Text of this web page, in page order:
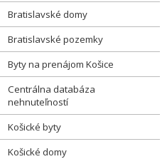
Bratislavské domy
Bratislavské pozemky
Byty na prenájom Košice
Centrálna databáza
nehnuteľností
Košické byty
Košické domy